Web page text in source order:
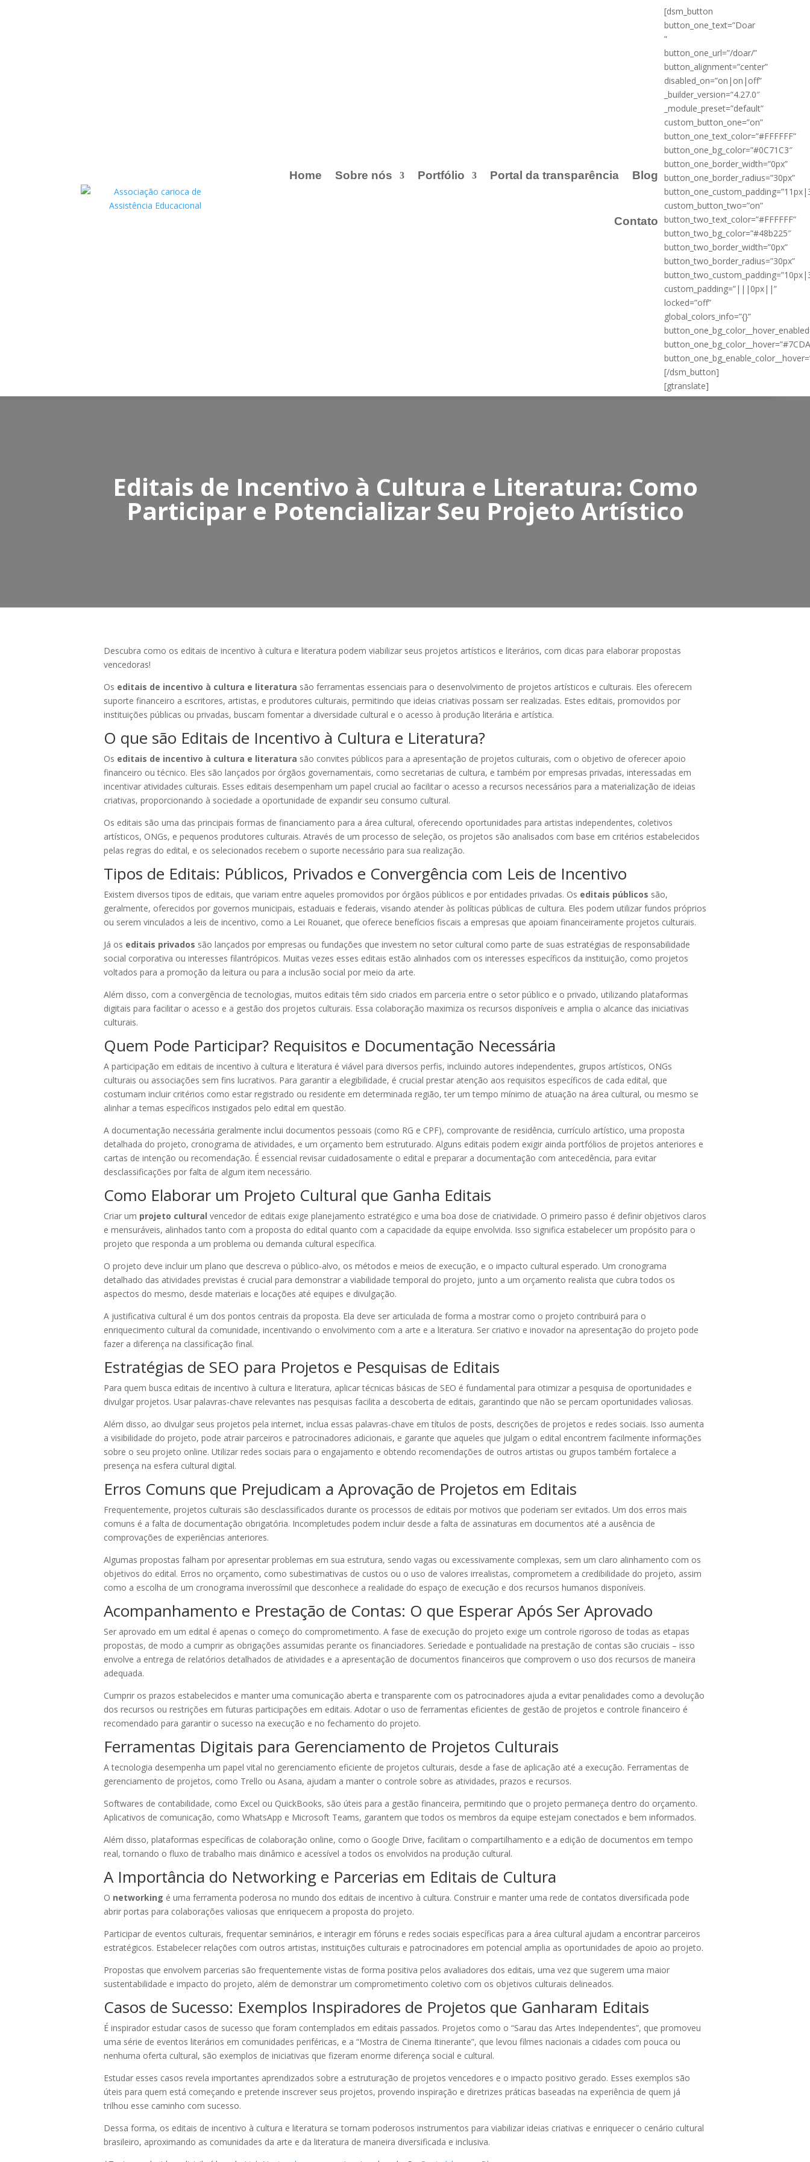
Home Sobre nós Portfólio Portal da transparência Blog
Contato
[dsm_button
button_one_text=”Doar
”
button_one_url=”/doar/”
button_alignment=”center”
disabled_on=”on|on|off”
_builder_version=”4.27.0″
_module_preset=”default”
custom_button_one=”on”
button_one_text_color=”#FFFFFF”
button_one_bg_color=”#0C71C3″
button_one_border_width=”0px”
button_one_border_radius=”30px”
custom_button_two=”on”
button_two_text_color=”#FFFFFF”
button_two_bg_color=”#48b225″
button_two_border_width=”0px”
button_two_border_radius=”30px”
custom_padding=”|||0px||”
locked=”off”
global_colors_info=”{}”
[/dsm_button]
[gtranslate]
Editais de Incentivo à Cultura e Literatura: Como
Participar e Potencializar Seu Projeto Artístico
Descubra como os editais de incentivo à cultura e literatura podem viabilizar seus projetos artísticos e literários, com dicas para elaborar propostas
vencedoras!
Os editais de incentivo à cultura e literatura são ferramentas essenciais para o desenvolvimento de projetos artísticos e culturais. Eles oferecem
suporte financeiro a escritores, artistas, e produtores culturais, permitindo que ideias criativas possam ser realizadas. Estes editais, promovidos por
instituições públicas ou privadas, buscam fomentar a diversidade cultural e o acesso à produção literária e artística.
O que são Editais de Incentivo à Cultura e Literatura?
Os editais de incentivo à cultura e literatura são convites públicos para a apresentação de projetos culturais, com o objetivo de oferecer apoio
financeiro ou técnico. Eles são lançados por órgãos governamentais, como secretarias de cultura, e também por empresas privadas, interessadas em
incentivar atividades culturais. Esses editais desempenham um papel crucial ao facilitar o acesso a recursos necessários para a materialização de ideias
criativas, proporcionando à sociedade a oportunidade de expandir seu consumo cultural.
Os editais são uma das principais formas de financiamento para a área cultural, oferecendo oportunidades para artistas independentes, coletivos
artísticos, ONGs, e pequenos produtores culturais. Através de um processo de seleção, os projetos são analisados com base em critérios estabelecidos
pelas regras do edital, e os selecionados recebem o suporte necessário para sua realização.
Tipos de Editais: Públicos, Privados e Convergência com Leis de Incentivo
Existem diversos tipos de editais, que variam entre aqueles promovidos por órgãos públicos e por entidades privadas. Os editais públicos são,
geralmente, oferecidos por governos municipais, estaduais e federais, visando atender às políticas públicas de cultura. Eles podem utilizar fundos próprios
ou serem vinculados a leis de incentivo, como a Lei Rouanet, que oferece benefícios fiscais a empresas que apoiam financeiramente projetos culturais.
Já os editais privados são lançados por empresas ou fundações que investem no setor cultural como parte de suas estratégias de responsabilidade
social corporativa ou interesses filantrópicos. Muitas vezes esses editais estão alinhados com os interesses específicos da instituição, como projetos
voltados para a promoção da leitura ou para a inclusão social por meio da arte.
Além disso, com a convergência de tecnologias, muitos editais têm sido criados em parceria entre o setor público e o privado, utilizando plataformas
digitais para facilitar o acesso e a gestão dos projetos culturais. Essa colaboração maximiza os recursos disponíveis e amplia o alcance das iniciativas
culturais.
Quem Pode Participar? Requisitos e Documentação Necessária
A participação em editais de incentivo à cultura e literatura é viável para diversos perfis, incluindo autores independentes, grupos artísticos, ONGs
culturais ou associações sem fins lucrativos. Para garantir a elegibilidade, é crucial prestar atenção aos requisitos específicos de cada edital, que
costumam incluir critérios como estar registrado ou residente em determinada região, ter um tempo mínimo de atuação na área cultural, ou mesmo se
alinhar a temas específicos instigados pelo edital em questão.
A documentação necessária geralmente inclui documentos pessoais (como RG e CPF), comprovante de residência, currículo artístico, uma proposta
detalhada do projeto, cronograma de atividades, e um orçamento bem estruturado. Alguns editais podem exigir ainda portfólios de projetos anteriores e
cartas de intenção ou recomendação. É essencial revisar cuidadosamente o edital e preparar a documentação com antecedência, para evitar
desclassificações por falta de algum item necessário.
Como Elaborar um Projeto Cultural que Ganha Editais
Criar um projeto cultural vencedor de editais exige planejamento estratégico e uma boa dose de criatividade. O primeiro passo é definir objetivos claros
e mensuráveis, alinhados tanto com a proposta do edital quanto com a capacidade da equipe envolvida. Isso significa estabelecer um propósito para o
projeto que responda a um problema ou demanda cultural específica.
O projeto deve incluir um plano que descreva o público-alvo, os métodos e meios de execução, e o impacto cultural esperado. Um cronograma
detalhado das atividades previstas é crucial para demonstrar a viabilidade temporal do projeto, junto a um orçamento realista que cubra todos os
aspectos do mesmo, desde materiais e locações até equipes e divulgação.
A justificativa cultural é um dos pontos centrais da proposta. Ela deve ser articulada de forma a mostrar como o projeto contribuirá para o
enriquecimento cultural da comunidade, incentivando o envolvimento com a arte e a literatura. Ser criativo e inovador na apresentação do projeto pode
fazer a diferença na classificação final.
Estratégias de SEO para Projetos e Pesquisas de Editais
Para quem busca editais de incentivo à cultura e literatura, aplicar técnicas básicas de SEO é fundamental para otimizar a pesquisa de oportunidades e
divulgar projetos. Usar palavras-chave relevantes nas pesquisas facilita a descoberta de editais, garantindo que não se percam oportunidades valiosas.
Além disso, ao divulgar seus projetos pela internet, inclua essas palavras-chave em títulos de posts, descrições de projetos e redes sociais. Isso aumenta
a visibilidade do projeto, pode atrair parceiros e patrocinadores adicionais, e garante que aqueles que julgam o edital encontrem facilmente informações
sobre o seu projeto online. Utilizar redes sociais para o engajamento e obtendo recomendações de outros artistas ou grupos também fortalece a
presença na esfera cultural digital.
Erros Comuns que Prejudicam a Aprovação de Projetos em Editais
Frequentemente, projetos culturais são desclassificados durante os processos de editais por motivos que poderiam ser evitados. Um dos erros mais
comuns é a falta de documentação obrigatória. Incompletudes podem incluir desde a falta de assinaturas em documentos até a ausência de
comprovações de experiências anteriores.
Algumas propostas falham por apresentar problemas em sua estrutura, sendo vagas ou excessivamente complexas, sem um claro alinhamento com os
objetivos do edital. Erros no orçamento, como subestimativas de custos ou o uso de valores irrealistas, comprometem a credibilidade do projeto, assim
como a escolha de um cronograma inverossímil que desconhece a realidade do espaço de execução e dos recursos humanos disponíveis.
Acompanhamento e Prestação de Contas: O que Esperar Após Ser Aprovado
Ser aprovado em um edital é apenas o começo do comprometimento. A fase de execução do projeto exige um controle rigoroso de todas as etapas
propostas, de modo a cumprir as obrigações assumidas perante os financiadores. Seriedade e pontualidade na prestação de contas são cruciais – isso
envolve a entrega de relatórios detalhados de atividades e a apresentação de documentos financeiros que comprovem o uso dos recursos de maneira
adequada.
Cumprir os prazos estabelecidos e manter uma comunicação aberta e transparente com os patrocinadores ajuda a evitar penalidades como a devolução
dos recursos ou restrições em futuras participações em editais. Adotar o uso de ferramentas eficientes de gestão de projetos e controle financeiro é
recomendado para garantir o sucesso na execução e no fechamento do projeto.
Ferramentas Digitais para Gerenciamento de Projetos Culturais
A tecnologia desempenha um papel vital no gerenciamento eficiente de projetos culturais, desde a fase de aplicação até a execução. Ferramentas de
gerenciamento de projetos, como Trello ou Asana, ajudam a manter o controle sobre as atividades, prazos e recursos.
Softwares de contabilidade, como Excel ou QuickBooks, são úteis para a gestão financeira, permitindo que o projeto permaneça dentro do orçamento.
Aplicativos de comunicação, como WhatsApp e Microsoft Teams, garantem que todos os membros da equipe estejam conectados e bem informados.
Além disso, plataformas específicas de colaboração online, como o Google Drive, facilitam o compartilhamento e a edição de documentos em tempo
real, tornando o fluxo de trabalho mais dinâmico e acessível a todos os envolvidos na produção cultural.
A Importância do Networking e Parcerias em Editais de Cultura
O networking é uma ferramenta poderosa no mundo dos editais de incentivo à cultura. Construir e manter uma rede de contatos diversificada pode
abrir portas para colaborações valiosas que enriquecem a proposta do projeto.
Participar de eventos culturais, frequentar seminários, e interagir em fóruns e redes sociais específicas para a área cultural ajudam a encontrar parceiros
estratégicos. Estabelecer relações com outros artistas, instituições culturais e patrocinadores em potencial amplia as oportunidades de apoio ao projeto.
Propostas que envolvem parcerias são frequentemente vistas de forma positiva pelos avaliadores dos editais, uma vez que sugerem uma maior
sustentabilidade e impacto do projeto, além de demonstrar um comprometimento coletivo com os objetivos culturais delineados.
Casos de Sucesso: Exemplos Inspiradores de Projetos que Ganharam Editais
É inspirador estudar casos de sucesso que foram contemplados em editais passados. Projetos como o “Sarau das Artes Independentes”, que promoveu
uma série de eventos literários em comunidades periféricas, e a “Mostra de Cinema Itinerante”, que levou filmes nacionais a cidades com pouca ou
nenhuma oferta cultural, são exemplos de iniciativas que fizeram enorme diferença social e cultural.
Estudar esses casos revela importantes aprendizados sobre a estruturação de projetos vencedores e o impacto positivo gerado. Esses exemplos são
úteis para quem está começando e pretende inscrever seus projetos, provendo inspiração e diretrizes práticas baseadas na experiência de quem já
trilhou esse caminho com sucesso.
Dessa forma, os editais de incentivo à cultura e literatura se tornam poderosos instrumentos para viabilizar ideias criativas e enriquecer o cenário cultural
brasileiro, aproximando as comunidades da arte e da literatura de maneira diversificada e inclusiva.